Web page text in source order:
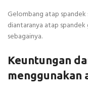
Gelombang atap
diantaranya atap spandek
sebagainya.
Keuntungan
menggunakan